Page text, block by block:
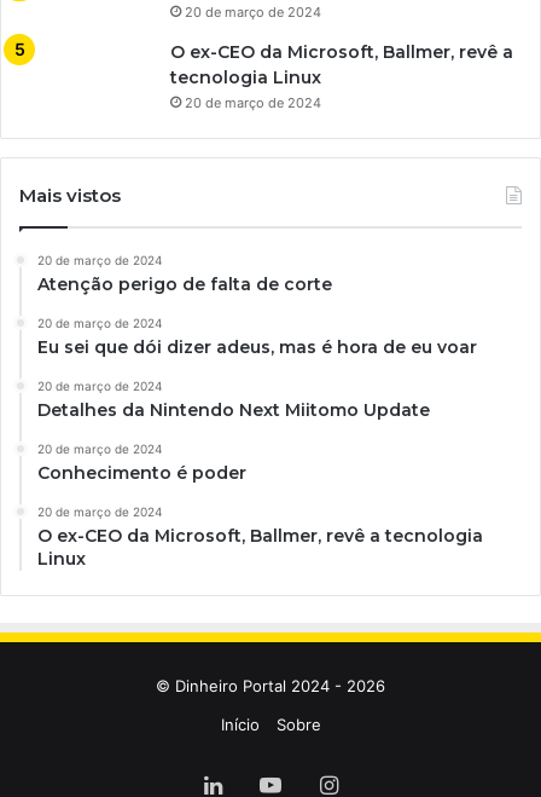
20 de março de 2024
O ex-CEO da Microsoft, Ballmer, revê a
tecnologia Linux
20 de março de 2024
Mais vistos
20 de março de 2024
Atenção perigo de falta de corte
20 de março de 2024
Eu sei que dói dizer adeus, mas é hora de eu voar
20 de março de 2024
Detalhes da Nintendo Next Miitomo Update
20 de março de 2024
Conhecimento é poder
20 de março de 2024
O ex-CEO da Microsoft, Ballmer, revê a tecnologia
Linux
© Dinheiro Portal 2024 - 2026
Início
Sobre
LinkedinYouTubeInstagram